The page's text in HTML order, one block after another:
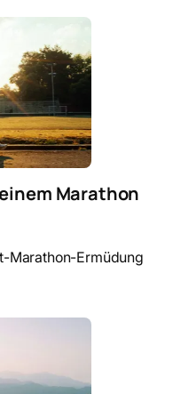
Marathon
Marathon-Ermüdung